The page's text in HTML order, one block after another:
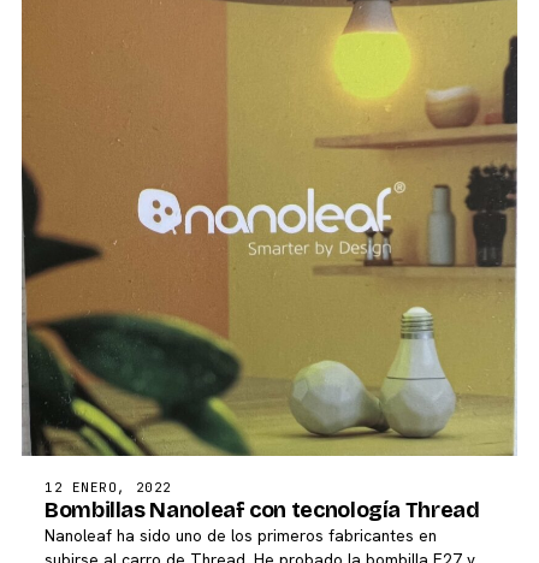
12 ENERO, 2022
Bombillas Nanoleaf con tecnología Thread
Nanoleaf ha sido uno de los primeros fabricantes en